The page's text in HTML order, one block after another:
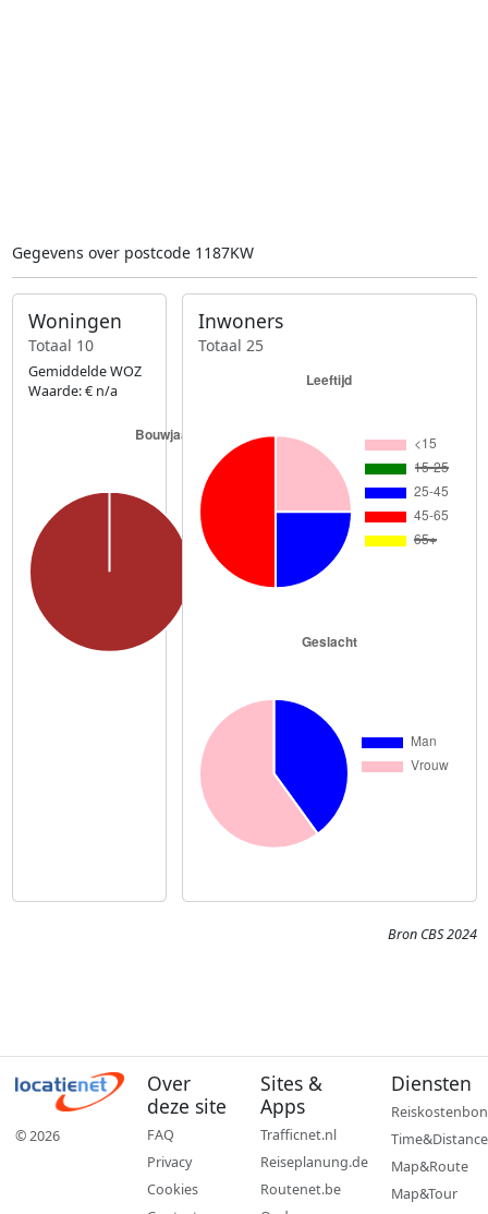
Gegevens over postcode 1187KW
Woningen
Totaal 10
Gemiddelde WOZ
Waarde: € n/a
Inwoners
Totaal 25
Bron CBS 2024
© 2026
Over
deze site
FAQ
Privacy
Cookies
Sites &
Apps
Trafficnet.nl
Reiseplanung.de
Routenet.be
Diensten
Reiskostenbon
Time&Distance
Map&Route
Map&Tour